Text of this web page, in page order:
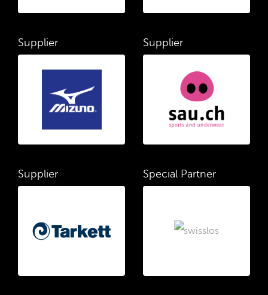
Supplier Supplier
Supplier Special Partner